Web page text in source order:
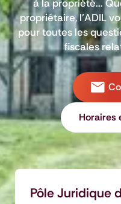
à la propriété...
propriétaire, l’ADIL
pour toutes les
fiscales
Horaires
Pôle Juridique